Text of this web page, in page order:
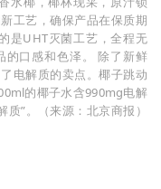
工艺，确保产品在保质期
是UHT灭菌工艺，全程无
的口感和色泽。 除了新鲜
电解质的卖点。椰子跳动
的椰子水含990mg电解
”。（来源：北京商报）